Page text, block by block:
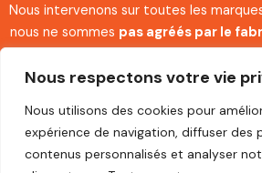
Nous respectons votre vie
Nous utilisons des cookies pour
expérience de navigation, diffuser des
contenus personnalisés et analyser
Nous intervenons sur toutes les
nous ne sommes pas agréés par le
compétences nécessaires pour assurer l’
Chauffe-Eau Plombier intervient 7j/7
dépannage et le remplacement de